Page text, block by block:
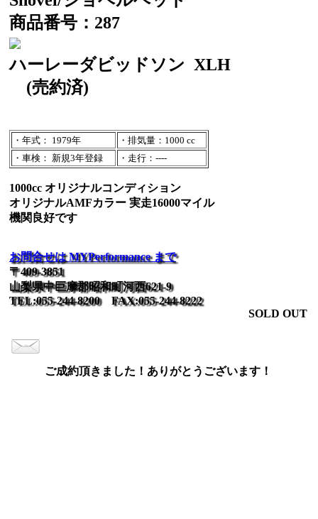
商品番号：287
ハーレーダビッドソン XLH
(売約済)
・年式： 1979年
・排気量：1000 cc
・車検： 新規3年登録
・走行：----
1000cc オリジナルコンディション
オリジナルAMFカラー 実走16000マイル
機関良好です
お問合せは MYPerformance まで
〒409-3851
山梨県中巨摩郡昭和町河西621-9
TEL:055-244-8200 FAX:055-244-8222
SOLD OUT
ご成約頂きました！ありがとうございます！